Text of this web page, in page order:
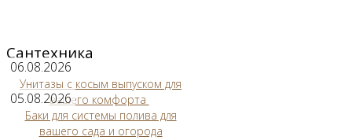
Сантехника
06.08.2026
Унитазы с косым выпуском для
вашего комфорта
05.08.2026
Баки для системы полива для
вашего сада и огорода